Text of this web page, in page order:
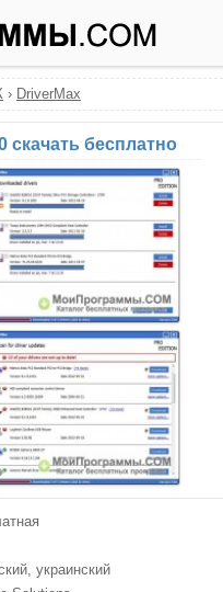
› DriverMax
скачать бесплатно
украинский